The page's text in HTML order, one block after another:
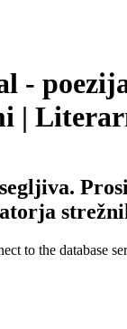
-
|
to the database